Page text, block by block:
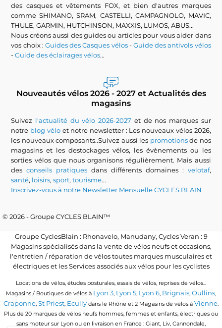
des casques et vêtements FOX, et bien d'autres marques
comme SHIMANO, SRAM, CASTELLI, CAMPAGNOLO, MAVIC,
THULE, GARMIN, HUTCHINSON, MAXXIS, LUMOS, ABUS...
Nous créons aussi des guides ou articles pour vous aider dans
vos choix :Guides des Casques vélos-Guide des antivols vélos
-Guide des éclairages vélos...
Nouveautés vélos 2026 - 2027 et Actualités des
magasins
Suivez l'actualité du vélo 2026-2027 et de nos marques sur
notre blog véloet notre newsletter : Les nouveaux vélos 2026,
les nouveaux composants..Suivez aussi les promotionsde nos
magasins et les destockages vélos, les évènements ou les
sorties vélos que nous organisons régulièrement. Mais aussi
desconseils pratiques dans différents domaines : velotaf,
santé, loisirs,sport,tourisme...
Inscrivez-vous à notre Newsletter Mensuelle CYCLES BLAIN
© 2026 - Groupe CYCLES BLAIN™
Groupe CyclesBlain : Rhonavelo, Manudany, Cycles Veran : 9
Magasins spécialisés dans la vente de vélos neufs et occasions,
l'entretien / réparation de vélos toutes marques musculaires et
électriques et les Services associés aux vélos pour les cyclistes
Locations de vélos, études posturales, essais de vélos, reprises de vélos...
Magasins / Boutiques de vélos à Lyon 3, Lyon 5, Lyon 6, Brignais, Oullins,
Craponne, St Priest, Ecully dans le Rhône et 2 Magasins de vélos à Vienne.
Plus de 20 marques de vélos neufs hommes, femmes et enfants, électriques ou
sans moteur sur Lyon ou en livraison en France : Giant, Liv, Cannondale,